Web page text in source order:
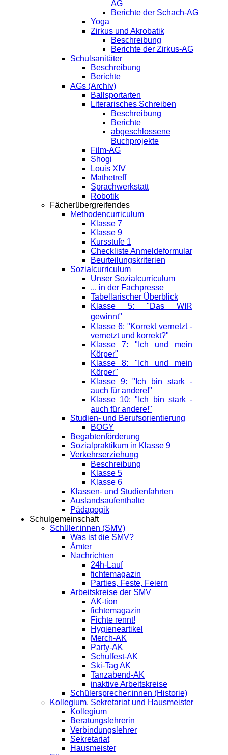
AG
Berichte der Schach-AG
Yoga
Zirkus und Akrobatik
Beschreibung
Berichte der Zirkus-AG
Schulsanitäter
Beschreibung
Berichte
AGs (Archiv)
Ballsportarten
Literarisches Schreiben
Beschreibung
Berichte
abgeschlossene
Buchprojekte
Film-AG
Shogi
Louis XIV
Mathetreff
Sprachwerkstatt
Robotik
Fächerübergreifendes
Methodencurriculum
Klasse 7
Klasse 9
Kursstufe 1
Checkliste Anmeldeformular
Beurteilungskriterien
Sozialcurriculum
Unser Sozialcurriculum
... in der Fachpresse
Tabellarischer Überblick
Klasse 5: "Das WIR
gewinnt"
Klasse 6: "Korrekt vernetzt -
vernetzt und korrekt?"
Klasse 7: "Ich und mein
Körper"
Klasse 8: "Ich und mein
Körper"
Klasse 9: "Ich bin stark -
auch für andere!"
Klasse 10: "Ich bin stark -
auch für andere!"
Studien- und Berufsorientierung
BOGY
Begabtenförderung
Sozialpraktikum in Klasse 9
Verkehrserziehung
Beschreibung
Klasse 5
Klasse 6
Klassen- und Studienfahrten
Auslandsaufenthalte
Pädagogik
Schulgemeinschaft
Schüler:innen (SMV)
Was ist die SMV?
Ämter
Nachrichten
24h-Lauf
fichtemagazin
Parties, Feste, Feiern
Arbeitskreise der SMV
AK-tion
fichtemagazin
Fichte rennt!
Hygieneartikel
Merch-AK
Party-AK
Schulfest-AK
Ski-Tag AK
Tanzabend-AK
inaktive Arbeitskreise
Schülersprecher:innen (Historie)
Kollegium, Sekretariat und Hausmeister
Kollegium
Beratungslehrerin
Verbindungslehrer
Sekretariat
Hausmeister